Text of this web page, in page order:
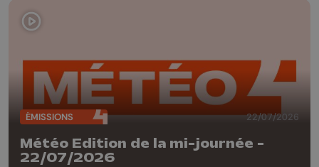
ÉMISSIONS 22/07/2026
Météo Edition de la mi-journée -
22/07/2026